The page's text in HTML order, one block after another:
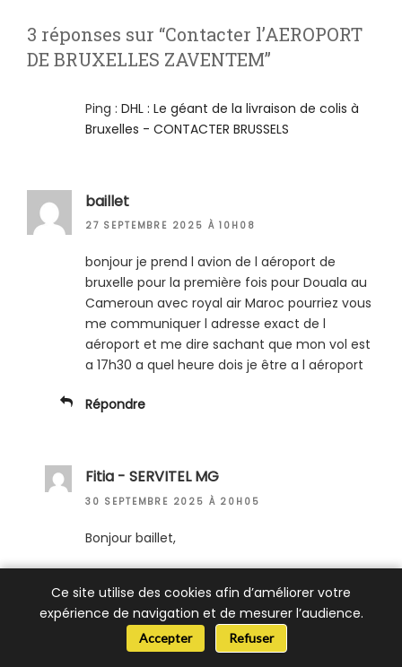
3 réponses sur “Contacter l’AEROPORT
DE BRUXELLES ZAVENTEM”
Ping : DHL : Le géant de la livraison de colis à
Bruxelles - CONTACTER BRUSSELS
baillet
27 SEPTEMBRE 2025 À 10H08
bonjour je prend l avion de l aéroport de
bruxelle pour la première fois pour Douala au
Cameroun avec royal air Maroc pourriez vous
me communiquer l adresse exact de l
aéroport et me dire sachant que mon vol est
a 17h30 a quel heure dois je être a l aéroport
Répondre
Fitia - SERVITEL MG
30 SEPTEMBRE 2025 À 20H05
Bonjour baillet,
sur notre site, vos contributions et vos avis
sont importants pour la communauté.
Voici l’adresse de l’aéroport : Leopoldlaan, 1930
Ce site utilise des cookies afin d’améliorer votre
expérience de navigation et de mesurer l’audience.
Accepter Refuser📞 Besoin d’aide ?